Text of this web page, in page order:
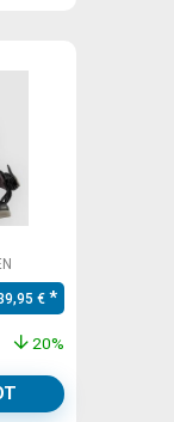
Preis war:
€ Aktueller Preis
20%